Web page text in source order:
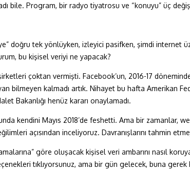
bile. Program, bir radyo tiyatrosu ve “konuyu” üç
doğru tek yönlüyken, izleyici pasifken, şimdi internet
bu kişisel veriyi ne yapacak?
çoktan vermişti. Facebook’un, 2016-17
bilmeyen kalmadı artık. Nihayet bu hafta Amerikan
Bakanlığı henüz kararı onaylamadı.
kendini Mayıs 2018’de feshetti. Ama bir zamanlar,
açısından inceliyoruz. Davranışlarını tahmin
göre oluşacak kişisel veri ambarını nasıl
tıklıyorsunuz, ama bir gün gelecek, buna gerek